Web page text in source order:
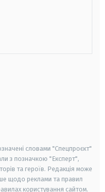
словами "Спецпроєкт"
з позначкою "Експерт",
та героїв. Редакція може
щодо реклами та правил
користування сайтом.